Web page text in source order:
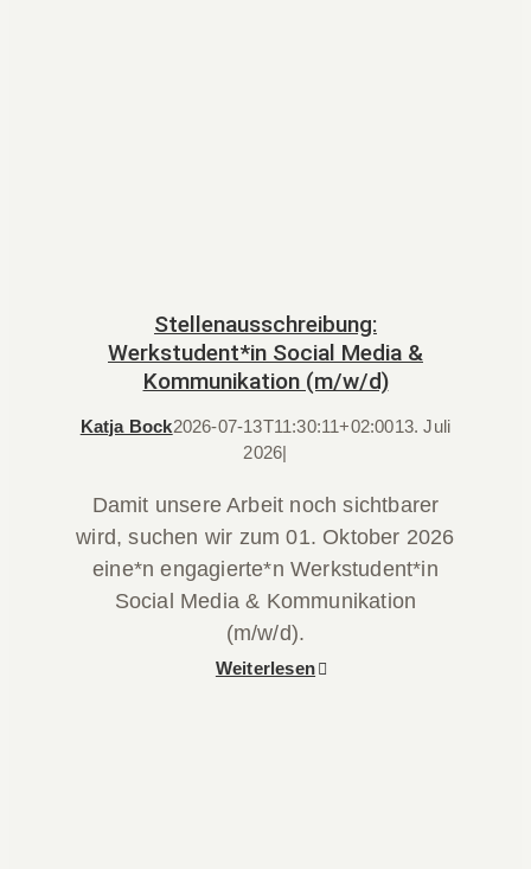
Stellenausschreibung:
Werkstudent*in Social Media &
Kommunikation (m/w/d)
Katja Bock2026-07-13T11:30:11+02:0013. Juli
2026|
Damit unsere Arbeit noch sichtbarer
wird, suchen wir zum 01. Oktober 2026
eine*n engagierte*n Werkstudent*in
Social Media & Kommunikation
(m/w/d).
Weiterlesen